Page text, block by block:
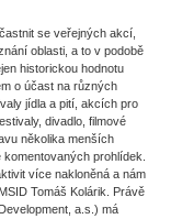
se veřejných akcí,
oblasti, a to v podobě
historickou hodnotu
o účast na různých
jídla a pití, akcích pro
divadlo, filmové
několika menších
prohlídek.
více nakloněná a nám
Tomáš Kolárik. Právě
a.s.) má